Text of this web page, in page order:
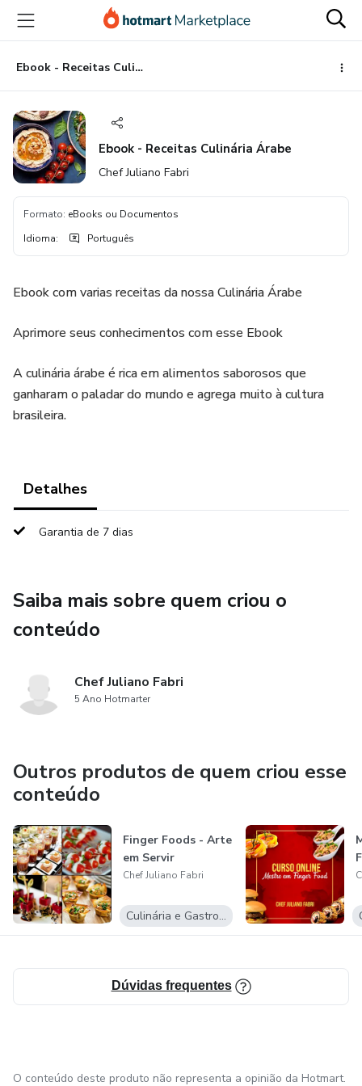
para
conteúdo
principal
para
pagamento
para
rodapé
Ebook - Receitas Culinária Árabe
Ebook - Receitas Culinária Árabe
Chef Juliano Fabri
Formato: eBooks ou Documentos
Idioma: Português
Ebook com varias receitas da nossa Culinária Árabe
Aprimore seus conhecimentos com esse Ebook
A culinária árabe é rica em alimentos saborosos que
ganharam o paladar do mundo e agrega muito à cultura
brasileira.
Detalhes
Garantia de 7 dias
Saiba mais sobre quem criou o
conteúdo
Chef Juliano Fabri
5 Ano Hotmarter
Outros produtos de quem criou esse
conteúdo
Finger Foods - Arte
em Servir
Chef Juliano Fabri
Culinária e Gastronomia
Dúvidas frequentes
O conteúdo deste produto não representa a opinião da Hotmart.